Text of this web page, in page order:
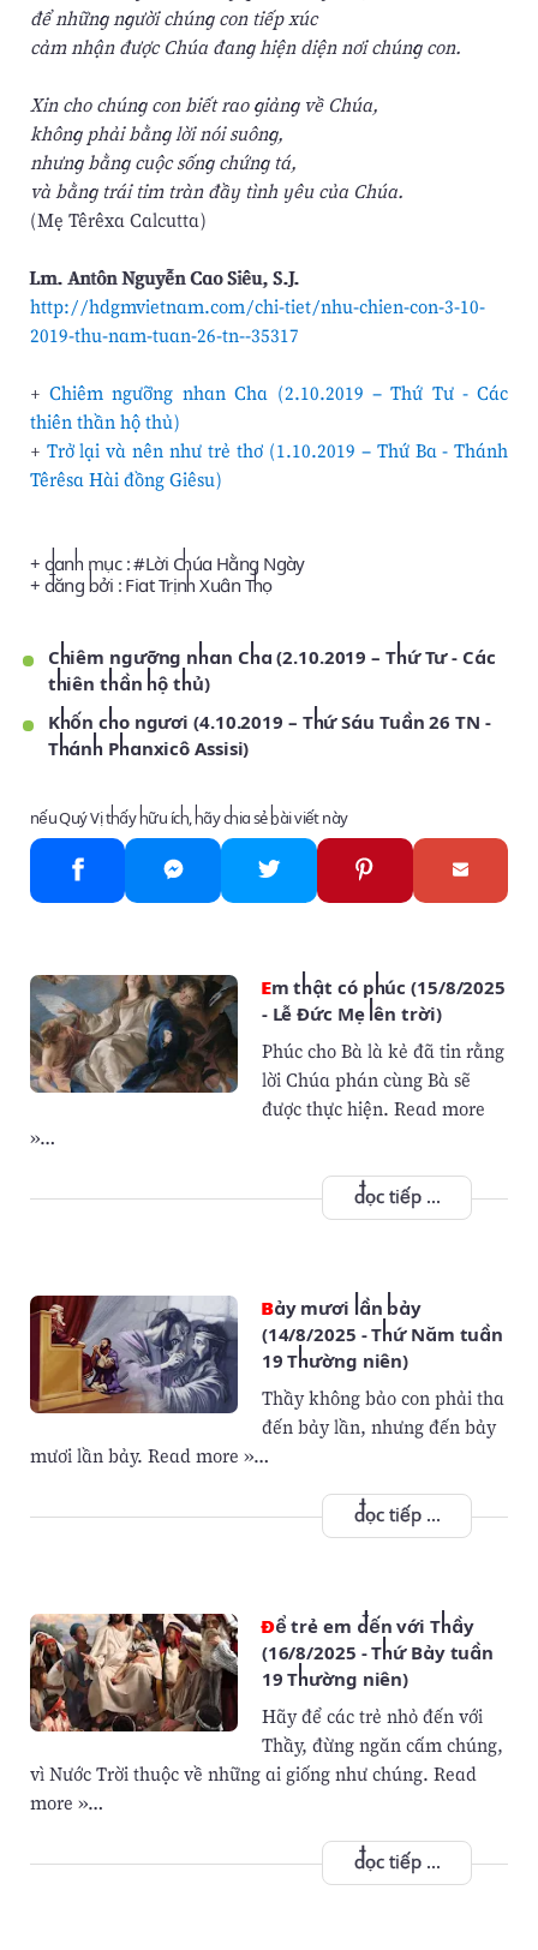
để những người chúng con tiếp xúc
cảm nhận được Chúa đang hiện diện nơi chúng con.
Xin cho chúng con biết rao giảng về Chúa,
không phải bằng lời nói suông,
nhưng bằng cuộc sống chứng tá,
và bằng trái tim tràn đầy tình yêu của Chúa.
(Mẹ Têrêxa Calcutta)
Lm. Antôn Nguyễn Cao Siêu, S.J.
http://hdgmvietnam.com/chi-tiet/nhu-chien-con-3-10-
2019-thu-nam-tuan-26-tn--35317
+ Chiêm ngưỡng nhan Cha (2.10.2019 – Thứ Tư - Các
thiên thần hộ thủ)
+ Trở lại và nên như trẻ thơ (1.10.2019 – Thứ Ba - Thánh
Têrêsa Hài đồng Giêsu)
+ danh mục : #Lời Chúa Hằng Ngày
+ đăng bởi : Fiat Trịnh Xuân Thọ
Chiêm ngưỡng nhan Cha (2.10.2019 – Thứ Tư - Các
thiên thần hộ thủ)
Khốn cho ngươi (4.10.2019 – Thứ Sáu Tuần 26 TN -
Thánh Phanxicô Assisi)
nếu Quý Vị thấy hữu ích, hãy chia sẻ bài viết này
Em thật có phúc (15/8/2025
- Lễ Đức Mẹ lên trời)
Phúc cho Bà là kẻ đã tin rằng
lời Chúa phán cùng Bà sẽ
được thực hiện. Read more
»…
đọc tiếp ...
Bảy mươi lần bảy
(14/8/2025 - Thứ Năm tuần
19 Thường niên)
Thầy không bảo con phải tha
đến bảy lần, nhưng đến bảy
mươi lần bảy. Read more »…
đọc tiếp ...
Để trẻ em đến với Thầy
(16/8/2025 - Thứ Bảy tuần
19 Thường niên)
Hãy để các trẻ nhỏ đến với
Thầy, đừng ngăn cấm chúng,
vì Nước Trời thuộc về những ai giống như chúng. Read
more »…
đọc tiếp ...